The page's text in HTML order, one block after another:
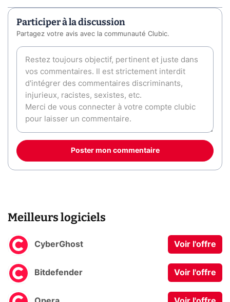
Participer à la discussion
Partagez votre avis avec la communauté Clubic.
Poster mon commentaire
Meilleurs logiciels
CyberGhost Voir l'offre
Bitdefender Voir l'offre